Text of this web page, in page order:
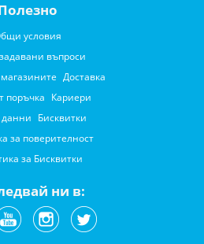
условия
въпроси
Доставка
поръчка Кариери
Бисквитки
за поверителност
за Бисквитки
ни в: